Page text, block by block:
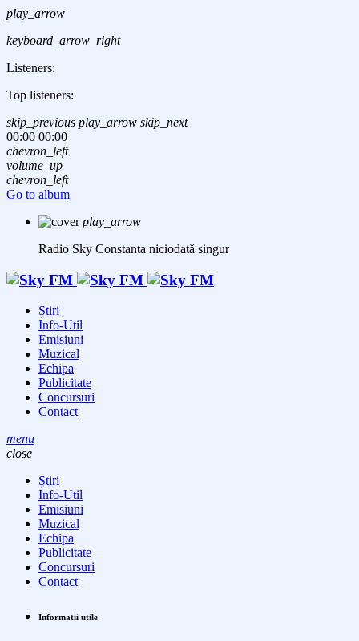
play_arrow
keyboard_arrow_right
Listeners:
Top listeners:
skip_previous play_arrow skip_next
00:00 00:00
chevron_left
volume_up
chevron_left
Go to album
play_arrow
Radio Sky Constanta niciodată singur
Știri
Info-Util
Emisiuni
Muzical
Echipa
Publicitate
Concursuri
Contact
menu
close
Știri
Info-Util
Emisiuni
Muzical
Echipa
Publicitate
Concursuri
Contact
Informatii utile